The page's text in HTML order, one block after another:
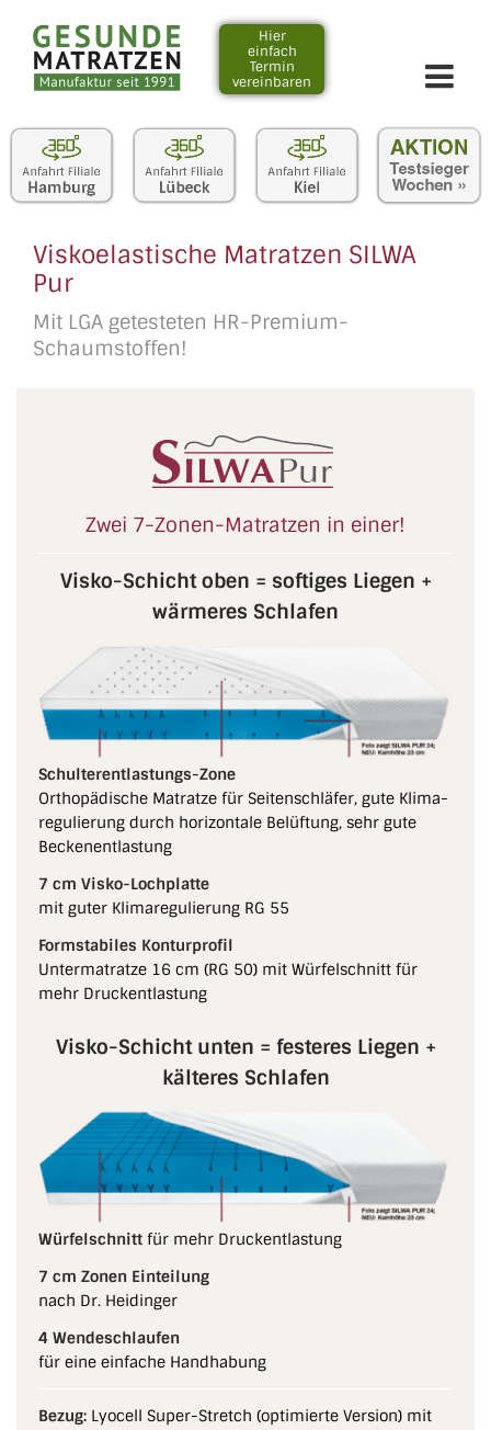
Inhalt
springen
Hier
einfach
Termin
vereinbaren
Viskoelastische Matratzen SILWA
Pur
Mit LGA getesteten HR-Premium-
Schaumstoffen!
Zwei 7-Zonen-Matratzen in einer!
Visko-Schicht oben = softiges Liegen +
wärmeres Schlafen
Schulterentlastungs-Zone
Orthopädische Matratze für Seitenschläfer, gute Klima­
regu­lierung durch horizontale Belüftung, sehr gute
Beckenentlastung
7 cm Visko-Lochplatte
mit guter Klimaregulierung RG 55
Formstabiles Konturprofil
Untermatratze 16 cm (RG 50) mit Würfelschnitt für
mehr Druckentlastung
Visko-Schicht unten = festeres Liegen +
kälteres Schlafen
Würfelschnitt für mehr Druckentlastung
7 cm Zonen Einteilung
nach Dr. Heidinger
4 Wendeschlaufen
für eine einfache Handhabung
Bezug: Lyocell Super-Stretch (optimierte Version) mit